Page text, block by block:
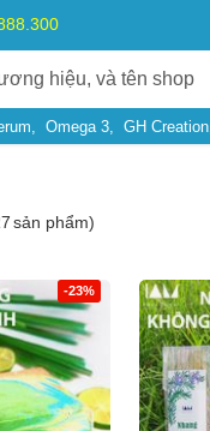
Omega 3 GH Creation
sản phẩm)
-23%